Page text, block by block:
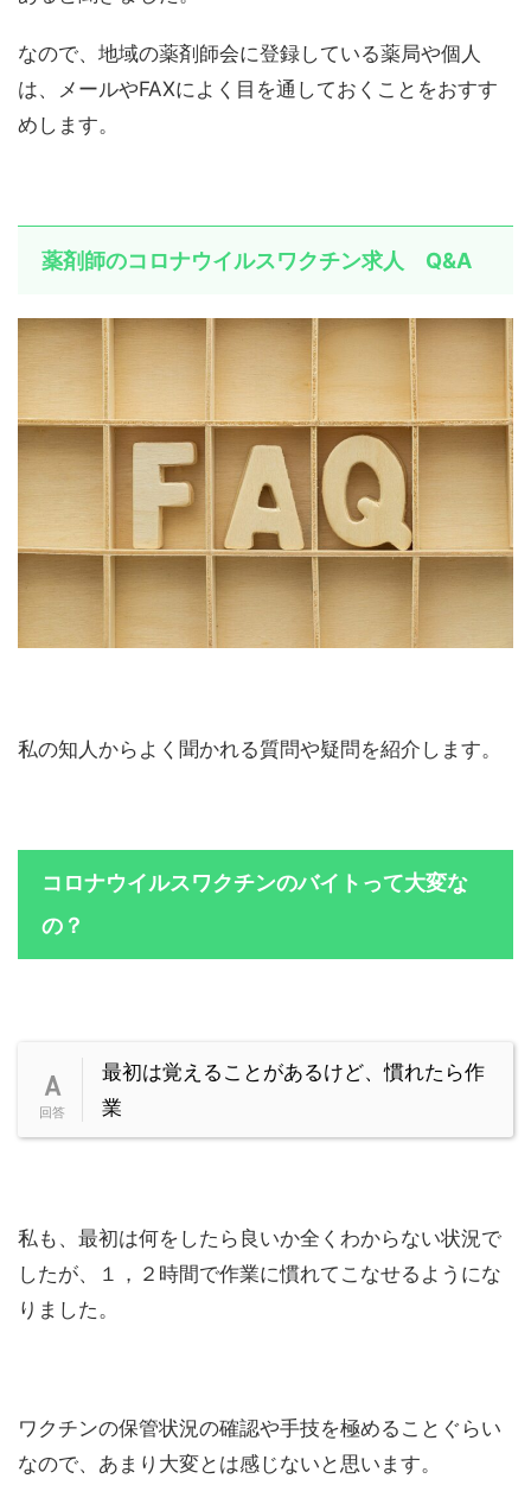
なので、地域の薬剤師会に登録している薬局や個人
は、メールやFAXによく目を通しておくことをおすす
めします。
薬剤師のコロナウイルスワクチン求人 Q&A
私の知人からよく聞かれる質問や疑問を紹介します。
コロナウイルスワクチンのバイトって大変な
の？
最初は覚えることがあるけど、慣れたら作
業
私も、最初は何をしたら良いか全くわからない状況で
したが、１，２時間で作業に慣れてこなせるようにな
りました。
ワクチンの保管状況の確認や手技を極めることぐらい
なので、あまり大変とは感じないと思います。